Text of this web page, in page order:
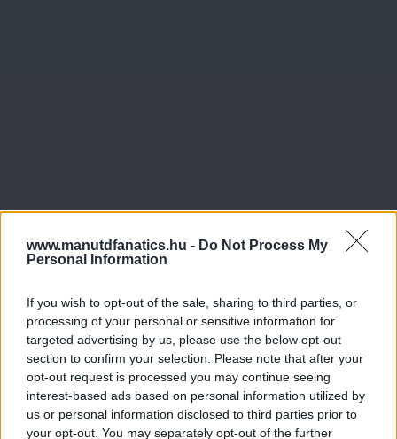
www.manutdfanatics.hu - Do Not Process My
Personal Information
If you wish to opt-out of the sale, sharing to third parties, or
processing of your personal or sensitive information for
targeted advertising by us, please use the below opt-out
section to confirm your selection. Please note that after your
opt-out request is processed you may continue seeing
interest-based ads based on personal information utilized by
us or personal information disclosed to third parties prior to
your opt-out. You may separately opt-out of the further